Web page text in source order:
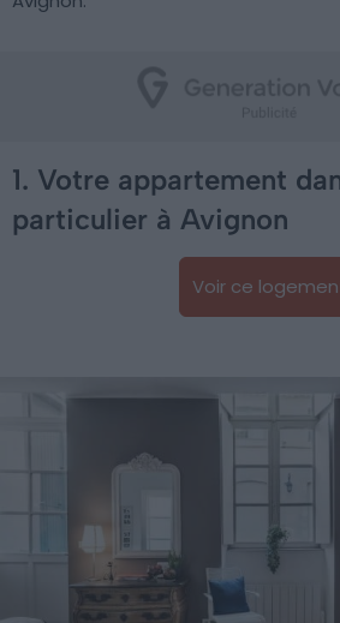
1. Votre appartement
particulier à Avignon
Voir ce